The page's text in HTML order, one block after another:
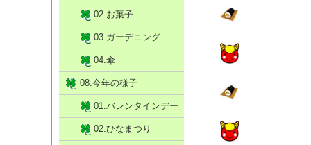
02.お菓子
03.ガーデニング
04.傘
08.今年の様子
01.バレンタインデー
02.ひなまつり